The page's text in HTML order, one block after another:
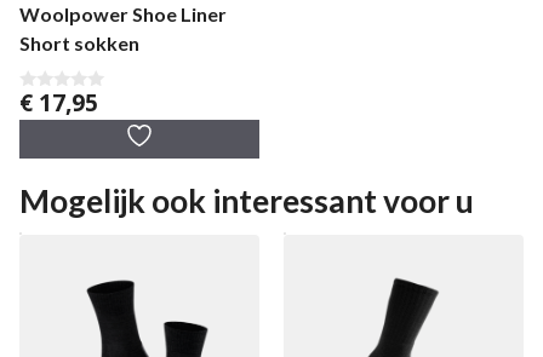
Woolpower Shoe Liner
Short sokken
0
v
€ 17,95
Mogelijk ook interessant voor u